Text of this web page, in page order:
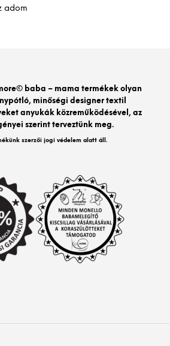
adom
baba – mama termékek olyan
minőségi designer textil
anyukák közreműködésével, az
szerint terveztünk meg.
szerzői jogi védelem alatt áll.